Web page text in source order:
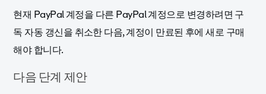
현재 PayPal 계정을 다른 PayPal 계정으로 변경하려면 구
독 자동 갱신을 취소한 다음, 계정이 만료된 후에 새로 구매
해야 합니다.
다음 단계 제안